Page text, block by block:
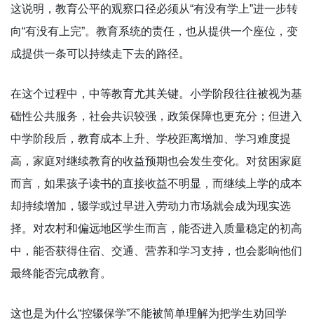
这说明，教育公平的观察口径必须从“有没有学上”进一步转
向“有没有上完”。教育系统的责任，也从提供一个座位，变
成提供一条可以持续走下去的路径。
在这个过程中，中等教育尤其关键。小学阶段往往被视为基
础性公共服务，社会共识较强，政策保障也更充分；但进入
中学阶段后，教育成本上升、学校距离增加、学习难度提
高，家庭对继续教育的收益预期也会发生变化。对贫困家庭
而言，如果孩子读书的直接收益不明显，而继续上学的成本
却持续增加，辍学或过早进入劳动力市场就会成为现实选
择。对农村和偏远地区学生而言，能否进入质量稳定的初高
中，能否获得住宿、交通、营养和学习支持，也会影响他们
最终能否完成教育。
这也是为什么“控辍保学”不能被简单理解为把学生劝回学